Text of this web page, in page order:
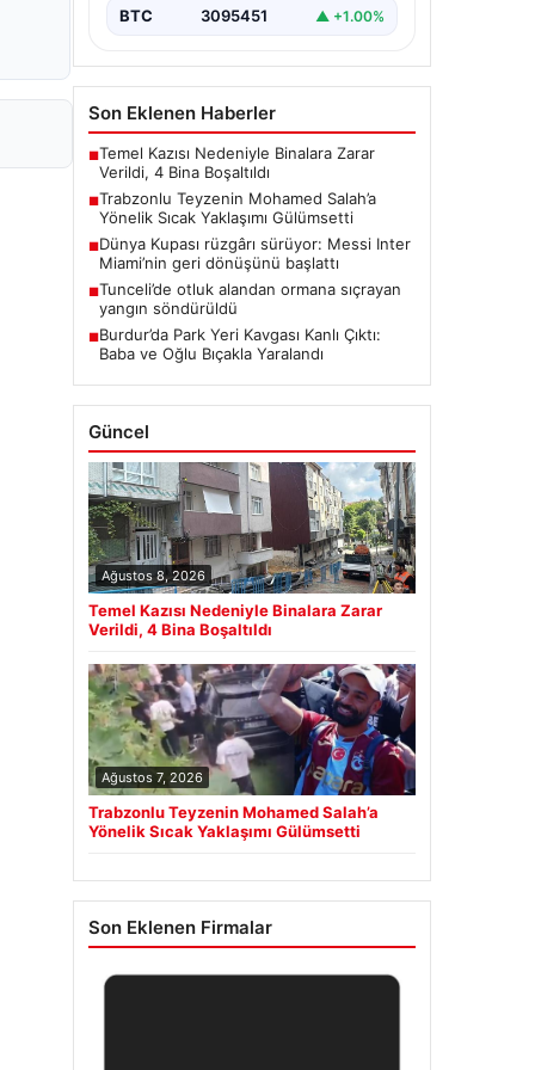
BTC 3095451 ▲ +1.00%
Son Eklenen Haberler
■Temel Kazısı Nedeniyle Binalara Zarar
Verildi, 4 Bina Boşaltıldı
■Trabzonlu Teyzenin Mohamed Salah’a
Yönelik Sıcak Yaklaşımı Gülümsetti
■Dünya Kupası rüzgârı sürüyor: Messi Inter
Miami’nin geri dönüşünü başlattı
■Tunceli’de otluk alandan ormana sıçrayan
yangın söndürüldü
■Burdur’da Park Yeri Kavgası Kanlı Çıktı:
Baba ve Oğlu Bıçakla Yaralandı
Güncel
Ağustos 8, 2026
Temel Kazısı Nedeniyle Binalara Zarar
Verildi, 4 Bina Boşaltıldı
Ağustos 7, 2026
Trabzonlu Teyzenin Mohamed Salah’a
Yönelik Sıcak Yaklaşımı Gülümsetti
Son Eklenen Firmalar